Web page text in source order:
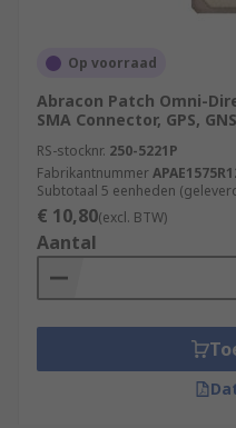
Op voorraad
Abracon Patch Omni-
SMA Connector, GPS,
RS-stocknr. 250-5221P
Fabrikantnummer
Subtotaal 5 eenheden
€ 10,80(excl. BTW)
Aantal